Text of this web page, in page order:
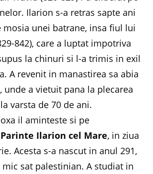
Ilarion s-a retras sapte ani
unei batrane, insa fiul lui
842), care a luptat impotriva
la chinuri si l-a trimis in exil
A revenit in manastirea sa abia
unde a vietuit pana la plecarea
varsta de 70 de ani.
il aminteste si pe
Ilarion cel Mare, in ziua
Acesta s-a nascut in anul 291,
mic sat palestinian. A studiat in